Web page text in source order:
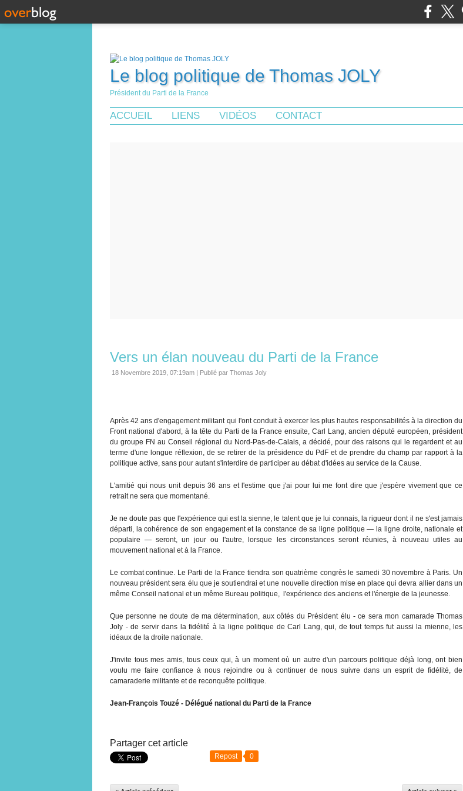
Le blog politique de Thomas JOLY
Président du Parti de la France
ACCUEIL LIENS VIDÉOS CONTACT
Vers un élan nouveau du Parti de la France
18 Novembre 2019, 07:19am | Publié par Thomas Joly
Après 42 ans d'engagement militant qui l'ont conduit à exercer les plus hautes responsabilités à la direction du
Front national d'abord, à la tête du Parti de la France ensuite, Carl Lang, ancien député européen, président
du groupe FN au Conseil régional du Nord-Pas-de-Calais, a décidé, pour des raisons qui le regardent et au
terme d'une longue réflexion, de se retirer de la présidence du PdF et de prendre du champ par rapport à la
politique active, sans pour autant s'interdire de participer au débat d'idées au service de la Cause.
L'amitié qui nous unit depuis 36 ans et l'estime que j'ai pour lui me font dire que j'espère vivement que ce
retrait ne sera que momentané.
Je ne doute pas que l'expérience qui est la sienne, le talent que je lui connais, la rigueur dont il ne s'est jamais
départi, la cohérence de son engagement et la constance de sa ligne politique — la ligne droite, nationale et
populaire — seront, un jour ou l'autre, lorsque les circonstances seront réunies, à nouveau utiles au
mouvement national et à la France.
Le combat continue. Le Parti de la France tiendra son quatrième congrès le samedi 30 novembre à Paris. Un
nouveau président sera élu que je soutiendrai et une nouvelle direction mise en place qui devra allier dans un
même Conseil national et un même Bureau politique, l'expérience des anciens et l'énergie de la jeunesse.
Que personne ne doute de ma détermination, aux côtés du Président élu - ce sera mon camarade Thomas
Joly - de servir dans la fidélité à la ligne politique de Carl Lang, qui, de tout temps fut aussi la mienne, les
idéaux de la droite nationale.
J'invite tous mes amis, tous ceux qui, à un moment où un autre d'un parcours politique déjà long, ont bien
voulu me faire confiance à nous rejoindre ou à continuer de nous suivre dans un esprit de fidélité, de
camaraderie militante et de reconquête politique.
Jean-François Touzé - Délégué national du Parti de la France
Partager cet article
Repost 0